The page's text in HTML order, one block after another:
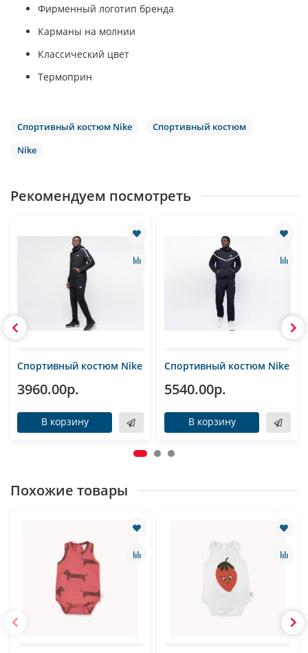
Фирменный логотип бренда
Карманы на молнии
Классический цвет
Термоприн
Спортивный костюм Nike
Спортивный костюм
Nike
Рекомендуем посмотреть
Спортивный костюм Nike
3960.00р.
В корзину
Спортивный костюм Nike
5540.00р.
В корзину
Похожие товары